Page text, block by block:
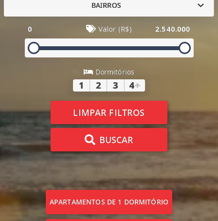
BAIRROS
0 Valor (R$) 2.540.000
Dormitórios
1 2 3 4+
LIMPAR FILTROS
BUSCAR
APARTAMENTOS DE 1 DORMITÓRIO